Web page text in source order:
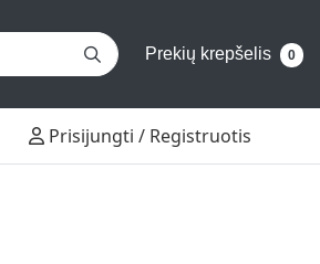
Prekių krepšelis 0
Prisijungti / Registruotis
Prisijungti / Registruotis